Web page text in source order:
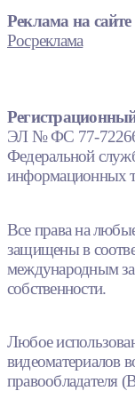
Реклама на сайте
Росреклама
ЭЛ № ФС 77-72266
Федеральной
информационных
Все права на
защищены в
международным
собственности.
Любое
видеоматериалов
правообладателя